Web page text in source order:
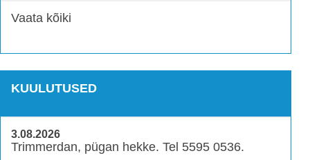
Vaata kõiki
KUULUTUSED
3.08.2026
Trimmerdan, pügan hekke. Tel 5595 0536.